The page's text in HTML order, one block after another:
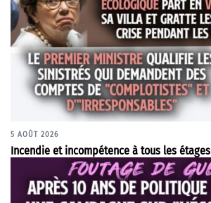
5 AOÛT 2026
Incendie et incompétence à tous les étages